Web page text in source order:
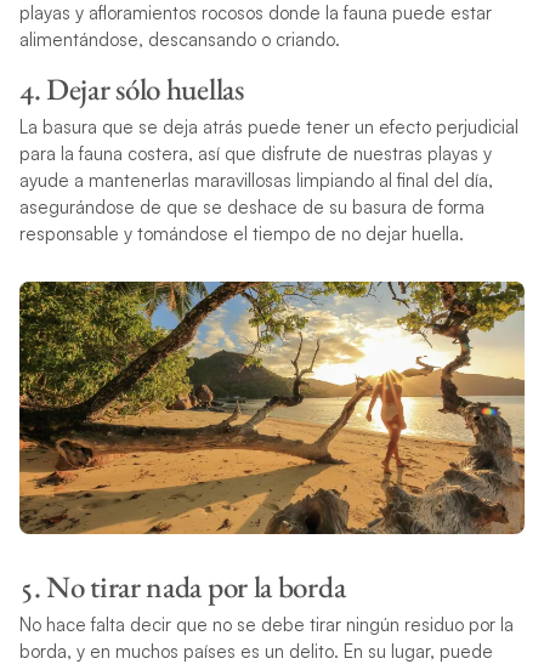
playas y afloramientos rocosos donde la fauna puede estar
alimentándose, descansando o criando.
4. Dejar sólo huellas
La basura que se deja atrás puede tener un efecto perjudicial
para la fauna costera, así que disfrute de nuestras playas y
ayude a mantenerlas maravillosas limpiando al final del día,
asegurándose de que se deshace de su basura de forma
responsable y tomándose el tiempo de no dejar huella.
5. No tirar nada por la borda
No hace falta decir que no se debe tirar ningún residuo por la
borda, y en muchos países es un delito. En su lugar, puede